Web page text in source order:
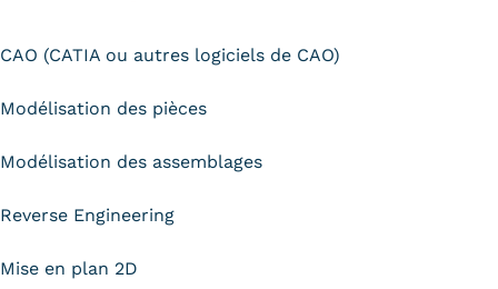
Menu
Mentions
CAO (CATIA ou autres logiciels de CAO)
Modélisation des pièces
Modélisation des assemblages
Reverse Engineering
Mise en plan 2D